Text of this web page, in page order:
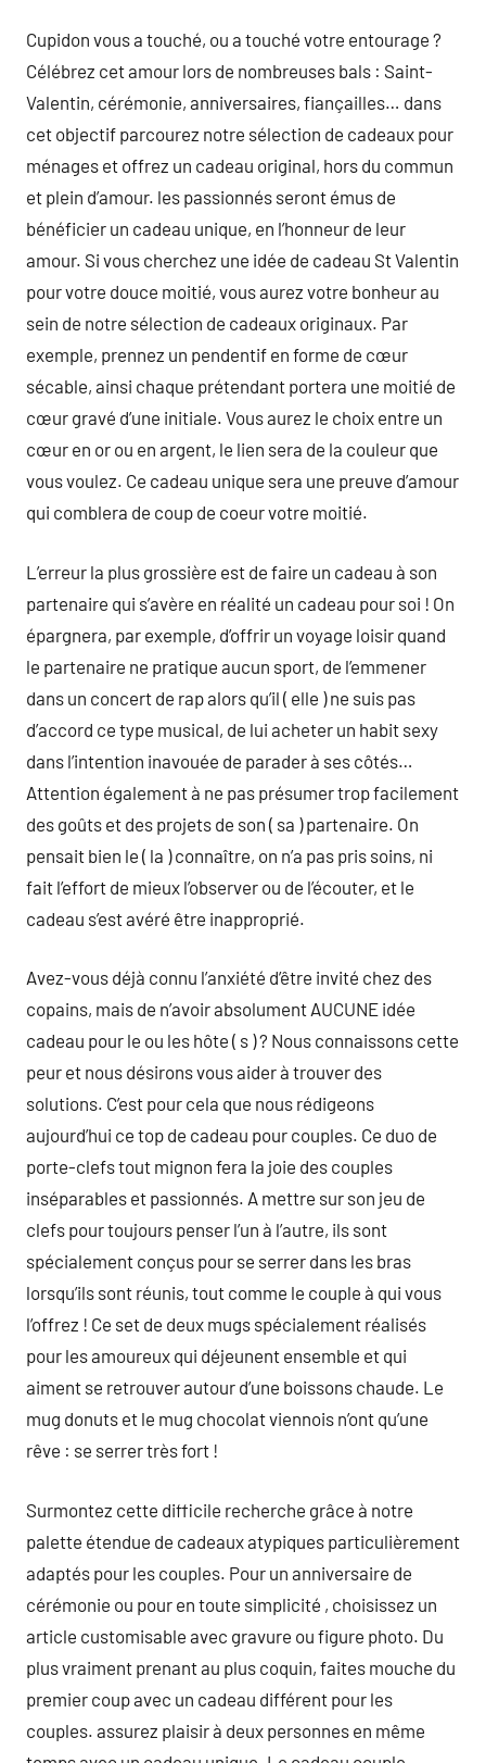
Cupidon vous a touché, ou a touché votre entourage ?
Célébrez cet amour lors de nombreuses bals : Saint-
Valentin, cérémonie, anniversaires, fiançailles… dans
cet objectif parcourez notre sélection de cadeaux pour
ménages et offrez un cadeau original, hors du commun
et plein d’amour. les passionnés seront émus de
bénéficier un cadeau unique, en l’honneur de leur
amour. Si vous cherchez une idée de cadeau St Valentin
pour votre douce moitié, vous aurez votre bonheur au
sein de notre sélection de cadeaux originaux. Par
exemple, prennez un pendentif en forme de cœur
sécable, ainsi chaque prétendant portera une moitié de
cœur gravé d’une initiale. Vous aurez le choix entre un
cœur en or ou en argent, le lien sera de la couleur que
vous voulez. Ce cadeau unique sera une preuve d’amour
qui comblera de coup de coeur votre moitié.
L’erreur la plus grossière est de faire un cadeau à son
partenaire qui s’avère en réalité un cadeau pour soi ! On
épargnera, par exemple, d’offrir un voyage loisir quand
le partenaire ne pratique aucun sport, de l’emmener
dans un concert de rap alors qu’il ( elle ) ne suis pas
d’accord ce type musical, de lui acheter un habit sexy
dans l’intention inavouée de parader à ses côtés…
Attention également à ne pas présumer trop facilement
des goûts et des projets de son ( sa ) partenaire. On
pensait bien le ( la ) connaître, on n’a pas pris soins, ni
fait l’effort de mieux l’observer ou de l’écouter, et le
cadeau s’est avéré être inapproprié.
Avez-vous déjà connu l’anxiété d’être invité chez des
copains, mais de n’avoir absolument AUCUNE idée
cadeau pour le ou les hôte ( s ) ? Nous connaissons cette
peur et nous désirons vous aider à trouver des
solutions. C’est pour cela que nous rédigeons
aujourd’hui ce top de cadeau pour couples. Ce duo de
porte-clefs tout mignon fera la joie des couples
inséparables et passionnés. A mettre sur son jeu de
clefs pour toujours penser l’un à l’autre, ils sont
spécialement conçus pour se serrer dans les bras
lorsqu’ils sont réunis, tout comme le couple à qui vous
l’offrez ! Ce set de deux mugs spécialement réalisés
pour les amoureux qui déjeunent ensemble et qui
aiment se retrouver autour d’une boissons chaude. Le
mug donuts et le mug chocolat viennois n’ont qu’une
rêve : se serrer très fort !
Surmontez cette difficile recherche grâce à notre
palette étendue de cadeaux atypiques particulièrement
adaptés pour les couples. Pour un anniversaire de
cérémonie ou pour en toute simplicité , choisissez un
article customisable avec gravure ou figure photo. Du
plus vraiment prenant au plus coquin, faites mouche du
premier coup avec un cadeau différent pour les
couples. assurez plaisir à deux personnes en même